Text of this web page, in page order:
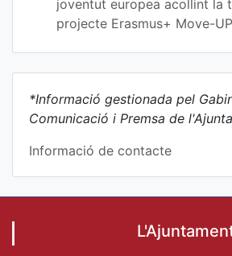
joventut europea acollint la
projecte Erasmus+ Move-UP
*Informació gestionada pel
Comunicació i Premsa de
Informació de contacte